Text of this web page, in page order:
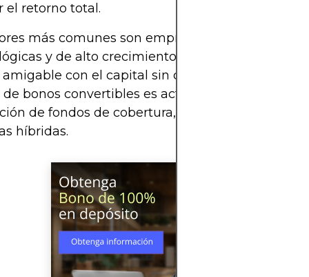
el retorno total.
más comunes son empresas tecnológicas,
y de alto crecimiento que buscan
con el capital sin dilución inmediata. El
bonos convertibles es activo a nivel global,
de fondos de cobertura, gestores
híbridas.